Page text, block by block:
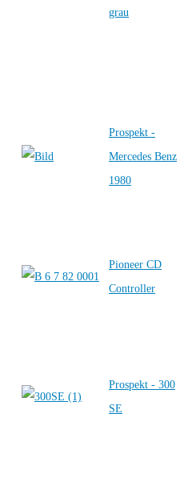
grau
Prospekt -
Mercedes Benz
1980
Pioneer CD
Controller
Prospekt - 300
SE